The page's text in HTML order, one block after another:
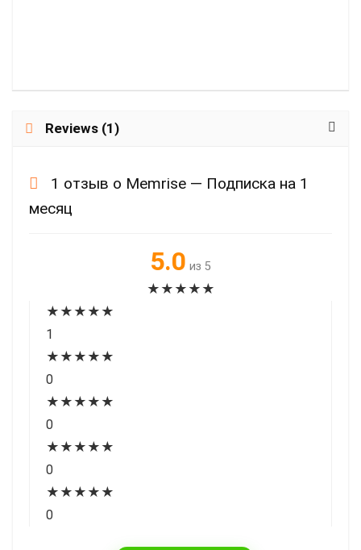
Reviews (1)
1 отзыв о Memrise — Подписка на 1
месяц
5.0 из 5
★ ★ ★ ★ ★
★ ★ ★ ★ ★
1
★ ★ ★ ★ ★
0
★ ★ ★ ★ ★
0
★ ★ ★ ★ ★
0
★ ★ ★ ★ ★
0